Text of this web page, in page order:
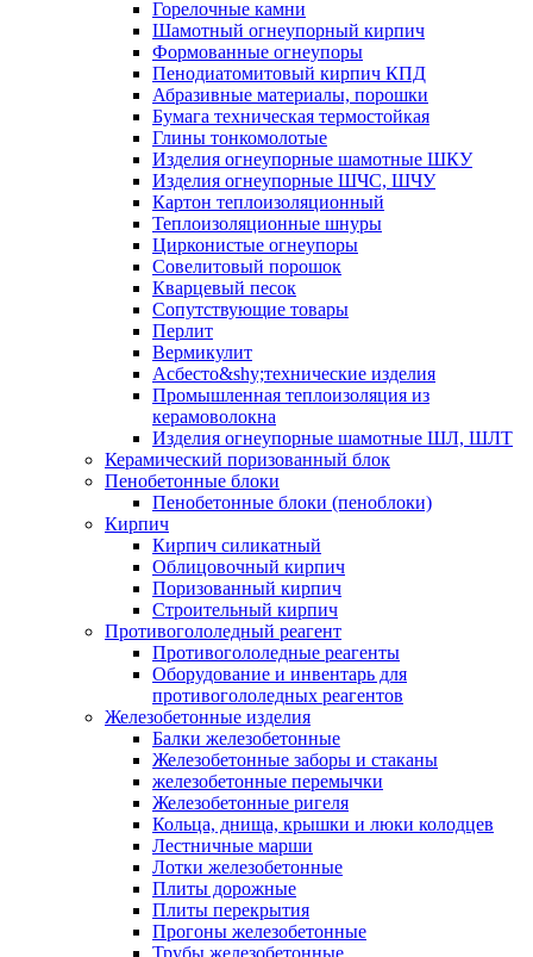
Горелочные камни
Шамотный огнеупорный кирпич
Формованные огнеупоры
Пенодиатомитовый кирпич КПД
Абразивные материалы, порошки
Бумага техническая термостойкая
Глины тонкомолотые
Изделия огнеупорные шамотные ШКУ
Изделия огнеупорные ШЧС, ШЧУ
Картон теплоизоляционный
Теплоизоляционные шнуры
Цирконистые огнеупоры
Совелитовый порошок
Кварцевый песок
Сопутствующие товары
Перлит
Вермикулит
Асбесто&shy;технические изделия
Промышленная теплоизоляция из
керамоволокна
Изделия огнеупорные шамотные ШЛ, ШЛТ
Керамический поризованный блок
Пенобетонные блоки
Пенобетонные блоки (пеноблоки)
Кирпич
Кирпич силикатный
Облицовочный кирпич
Поризованный кирпич
Строительный кирпич
Противогололедный реагент
Противогололедные реагенты
Оборудование и инвентарь для
противогололедных реагентов
Железобетонные изделия
Балки железобетонные
Железобетонные заборы и стаканы
железобетонные перемычки
Железобетонные ригеля
Кольца, днища, крышки и люки колодцев
Лестничные марши
Лотки железобетонные
Плиты дорожные
Плиты перекрытия
Прогоны железобетонные
Трубы железобетонные